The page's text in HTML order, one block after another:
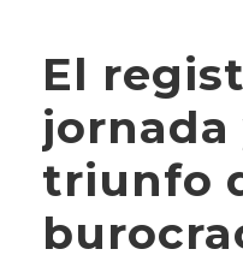
El
jornada
triunfo